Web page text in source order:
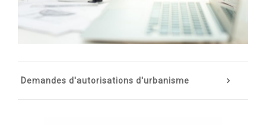
Demandes d'autorisations d'urbanisme